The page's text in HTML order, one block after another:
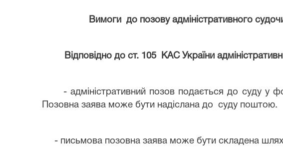
Вимоги до позову адміністративного
Відповідно до ст. 105 КАС України
- адміністративний позов подається до суду у
Позовна заява може бути надіслана до суду поштою.
- письмова позовна заява може бути складена